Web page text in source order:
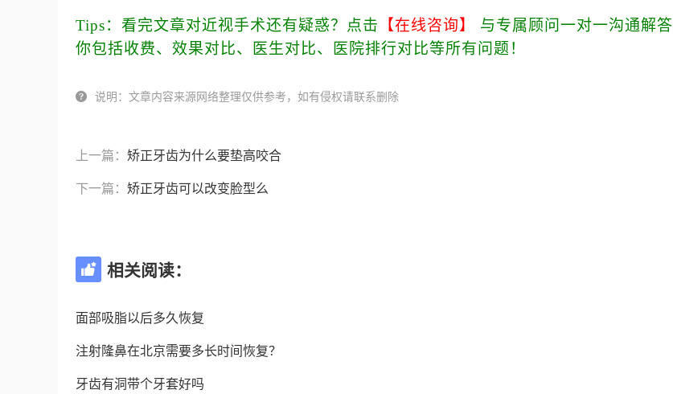
Tips：看完文章对近视手术还有疑惑？点击 【在线咨询】
与专属顾问一对一沟通解答
你包括收费、效果对比、医生对比、医院排行对比等所有问题！
 说明：文章内容来源网络整理仅供参考，如有侵权请联系删除
上一篇：矫正牙齿为什么要垫高咬合
下一篇：矫正牙齿可以改变脸型么
 相关阅读：
面部吸脂以后多久恢复
注射隆鼻在北京需要多长时间恢复？
牙齿有洞带个牙套好吗